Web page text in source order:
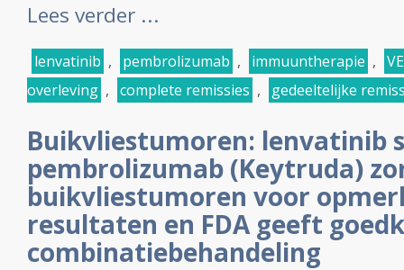
Lees verder ...
lenvatinib , pembrolizumab , immuuntherapie ,
overleving , complete remissies , gedeeltelijke
Buikvliestumoren: lenvatinib
pembrolizumab (Keytruda)
buikvliestumoren voor
resultaten en FDA geeft
combinatiebehandeling